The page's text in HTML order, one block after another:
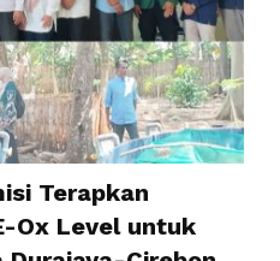
Terapkan
Ox Level untuk